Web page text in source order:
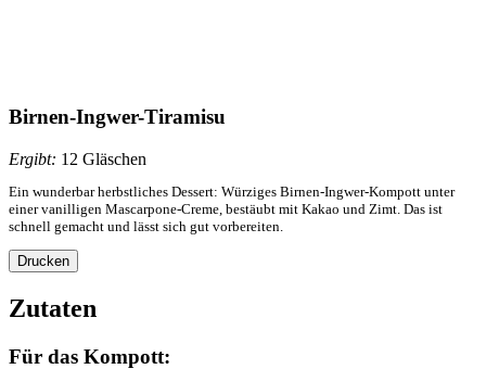
Birnen-Ingwer-Tiramisu
Ergibt: 12 Gläschen
Ein wunderbar herbstliches Dessert: Würziges Birnen-Ingwer-Kompott unter
einer vanilligen Mascarpone-Creme, bestäubt mit Kakao und Zimt. Das ist
schnell gemacht und lässt sich gut vorbereiten.
Drucken
Zutaten
Für das Kompott: